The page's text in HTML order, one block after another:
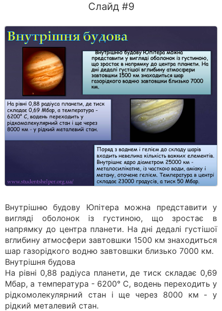
Слайд #9
Внутрішню будову Юпітера можна представити у
вигляді оболонок із густиною, що зростає в
напрямку до центра планети. На дні дедалі густішої
вглибину атмосфери завтовшки 1500 км знаходиться
шар газорідкого водню завтовшки близько 7000 км.
Внутрішня будова
На рівні 0,88 радіуса планети, де тиск складає 0,69
Мбар, а температура - 6200° С, водень переходить у
рідкомолекулярний стан і ще через 8000 км - у
рідкий металевий стан.